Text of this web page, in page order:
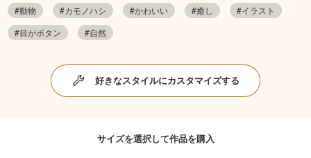
#動物 #カモノハシ #かわいい #癒し
#イラスト
#目がボタン
#自然
好きなスタイルにカスタマイズする
サイズを選択して作品を購入